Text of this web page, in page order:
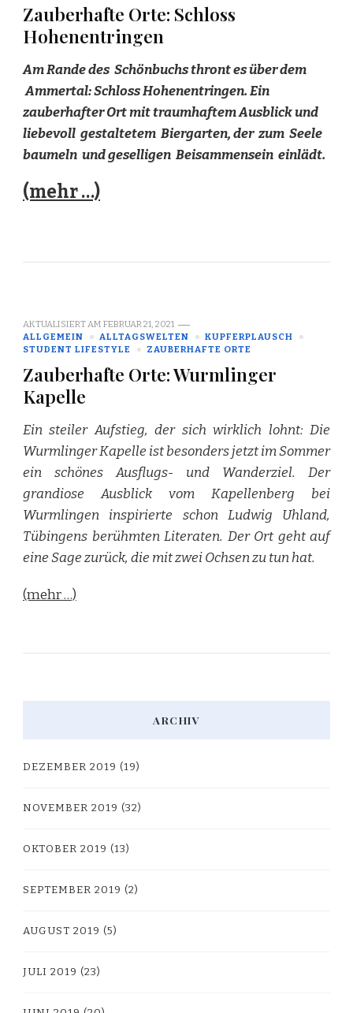
Zauberhafte Orte: Schloss
Hohenentringen
Am Rande des Schönbuchs thront es über dem
Ammertal: Schloss Hohenentringen. Ein
zauberhafter Ort mit traumhaftem Ausblick und
liebevoll gestaltetem Biergarten, der zum Seele
baumeln und geselligen Beisammensein einlädt.
(mehr …)
AKTUALISIERT AM FEBRUAR 21, 2021
ALLGEMEIN
ALLTAGSWELTEN
KUPFERPLAUSCH
STUDENT LIFESTYLE
ZAUBERHAFTE ORTE
Zauberhafte Orte: Wurmlinger
Kapelle
Ein steiler Aufstieg, der sich wirklich lohnt: Die
Wurmlinger Kapelle ist besonders jetzt im Sommer
ein schönes Ausflugs- und Wanderziel. Der
grandiose Ausblick vom Kapellenberg bei
Wurmlingen inspirierte schon Ludwig Uhland,
Tübingens berühmten Literaten. Der Ort geht auf
eine Sage zurück, die mit zwei Ochsen zu tun hat.
(mehr …)
ARCHIV
DEZEMBER 2019 (19)
NOVEMBER 2019 (32)
OKTOBER 2019 (13)
SEPTEMBER 2019 (2)
AUGUST 2019 (5)
JULI 2019 (23)